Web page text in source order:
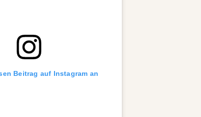
Beitrag auf Instagram an